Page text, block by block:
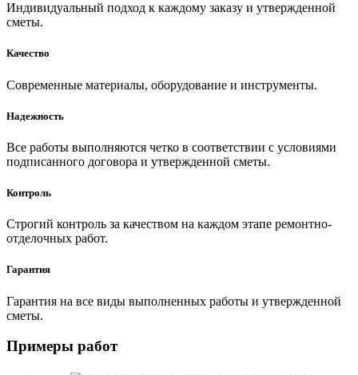
Индивидуальный подход к каждому заказу и утвержденной
сметы.
Качество
Современные материалы, оборудование и инструменты.
Надежность
Все работы выполняются четко в соответствии с условиями
подписанного договора и утвержденной сметы.
Контроль
Строгий контроль за качеством на каждом этапе ремонтно-
отделочных работ.
Гарантия
Гарантия на все виды выполненных работы и утвержденной
сметы.
Примеры работ